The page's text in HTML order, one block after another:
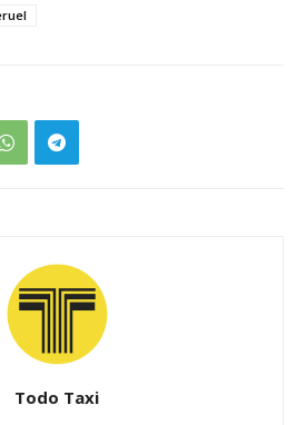
Todo Taxi